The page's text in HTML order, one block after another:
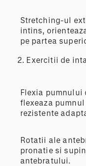
Stretching-ul
intins,
pe partea
2. Exercitii de
Flexia pumnului
flexeaza
rezistente
Rotatii ale
pronatie si
antebratului.